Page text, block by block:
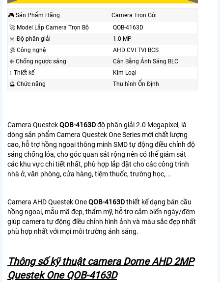
🎮 Sản Phẩm Hãng
Camera Trọn Gói
️🚀 Model Lắp Camera Trọn Bộ
QOB-4163D
🔆 Độ phân giải
1.0 MP
🕉️ Công nghệ
AHD CVI TVI BCS
❇️ Chống ngược sáng
Cân Bằng Ánh Sáng BLC
↕️ Thiết kế
Kim Loại
🔮 Chức năng
Thu hình Ổn Định
Camera QuestekQOB-4163Dđộ phân giải 2.0 Megapixel, là
dòng sản phẩm Camera Questek One Series mới chất lượng
cao, hỗ trợ hồng ngoại thông minh SMD tự động điều chỉnh độ
sáng chống lóa, cho góc quan sát rộng nên có thể giám sát
các khu vực chi tiết nhất, phù hợp lắp đặt cho các công trình
nhà ở, văn phòng, cửa hàng, tiệm thuốc, trường học,...
Camera AHD Questek OneQOB-4163Dthiết kế dạng bán cầu
hồng ngoại, mẫu mã đẹp, thẩm mỹ, hỗ trợ cảm biến ngày/đêm
giúp camera tự động điều chỉnh hình ảnh và màu sắc đẹp nhất
phù hợp nhất với mọi môi trường ánh sáng.
Thông số kỹ thuật camera Dome AHD 2MP
Questek One QOB-4163D